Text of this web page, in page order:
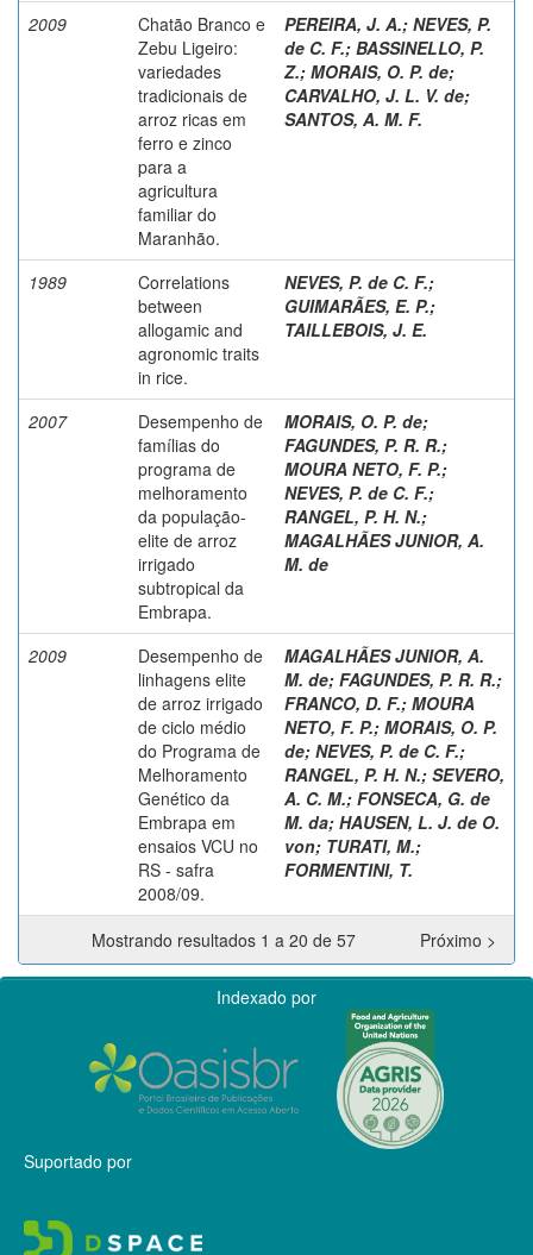
2009
Chatão Branco e
Zebu Ligeiro:
variedades
tradicionais de
arroz ricas em
ferro e zinco
para a
agricultura
familiar do
Maranhão.
PEREIRA, J. A.; NEVES, P.
de C. F.; BASSINELLO, P.
Z.; MORAIS, O. P. de;
CARVALHO, J. L. V. de;
SANTOS, A. M. F.
1989
Correlations
between
allogamic and
agronomic traits
in rice.
NEVES, P. de C. F.;
GUIMARÃES, E. P.;
TAILLEBOIS, J. E.
2007
Desempenho de
famílias do
programa de
melhoramento
da população-
elite de arroz
irrigado
subtropical da
Embrapa.
MORAIS, O. P. de;
FAGUNDES, P. R. R.;
MOURA NETO, F. P.;
NEVES, P. de C. F.;
RANGEL, P. H. N.;
MAGALHÃES JUNIOR, A.
M. de
2009
Desempenho de
linhagens elite
de arroz irrigado
de ciclo médio
do Programa de
Melhoramento
Genético da
Embrapa em
ensaios VCU no
RS - safra
2008/09.
MAGALHÃES JUNIOR, A.
M. de; FAGUNDES, P. R. R.;
FRANCO, D. F.; MOURA
NETO, F. P.; MORAIS, O. P.
de; NEVES, P. de C. F.;
RANGEL, P. H. N.; SEVERO,
A. C. M.; FONSECA, G. de
M. da; HAUSEN, L. J. de O.
von; TURATI, M.;
FORMENTINI, T.
Mostrando resultados 1 a 20 de 57 Próximo >
Indexado por
Suportado por